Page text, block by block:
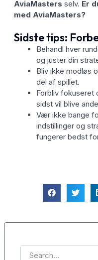
AviaMasters selv. Er
medAviaMasters?
Sidste tips:
Behandl hver
og juster din
Bliv ikke modløs
del af spillet.
Forbliv fokuseret
sidst vil blive
Vær ikke bange
indstillinger og
fungerer bedst
Search